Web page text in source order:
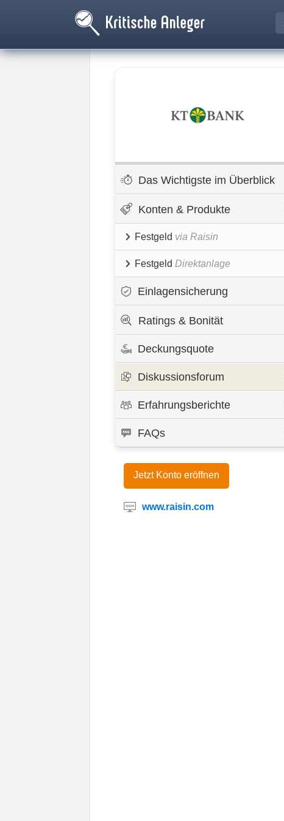
Das Wichtigste im Überblick
Konten & Produkte
Festgeld via Raisin
Festgeld Direktanlage
Einlagensicherung
Ratings & Bonität
Deckungsquote
Diskussionsforum
Erfahrungsberichte
FAQs
Jetzt Konto eröffnen
www.raisin.com